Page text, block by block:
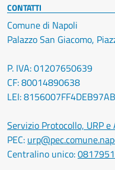
CONTATTI
Comune di Napoli
Palazzo San Giacomo,
P. IVA: 01207650639
CF: 80014890638
LEI:
Servizio Protocollo, URP
PEC:
Centralino unico: